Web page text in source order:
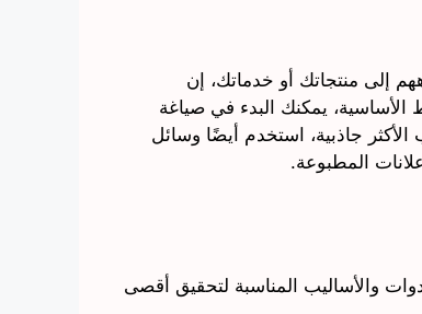
إلى منتجاتك أو خدماتك، إن
الأساسية، يمكنك البدء في صياغة
جاذبية، استخدم أيضًا وسائل
المطبوعة.
والأساليب المناسبة لتحقيق أقصى